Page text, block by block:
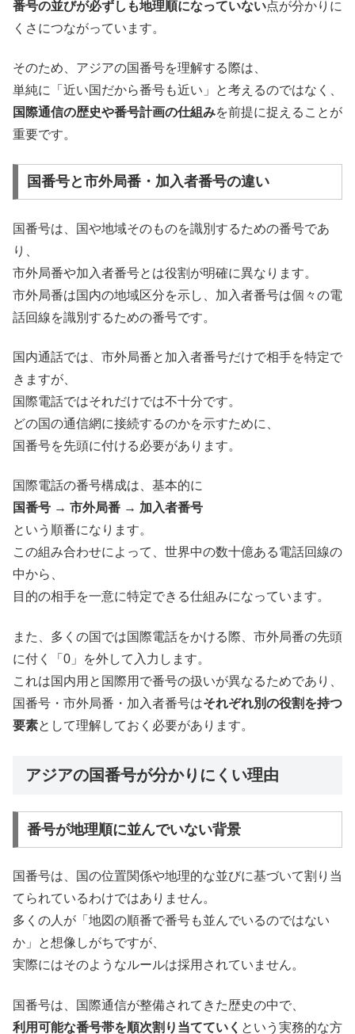
番号の並びが必ずしも地理順になっていない点が分かりに
くさにつながっています。
そのため、アジアの国番号を理解する際は、
単純に「近い国だから番号も近い」と考えるのではなく、
国際通信の歴史や番号計画の仕組みを前提に捉えることが
重要です。
国番号と市外局番・加入者番号の違い
国番号は、国や地域そのものを識別するための番号であ
り、
市外局番や加入者番号とは役割が明確に異なります。
市外局番は国内の地域区分を示し、加入者番号は個々の電
話回線を識別するための番号です。
国内通話では、市外局番と加入者番号だけで相手を特定で
きますが、
国際電話ではそれだけでは不十分です。
どの国の通信網に接続するのかを示すために、
国番号を先頭に付ける必要があります。
国際電話の番号構成は、基本的に
国番号 → 市外局番 → 加入者番号
という順番になります。
この組み合わせによって、世界中の数十億ある電話回線の
中から、
目的の相手を一意に特定できる仕組みになっています。
また、多くの国では国際電話をかける際、市外局番の先頭
に付く「0」を外して入力します。
これは国内用と国際用で番号の扱いが異なるためであり、
国番号・市外局番・加入者番号はそれぞれ別の役割を持つ
要素として理解しておく必要があります。
アジアの国番号が分かりにくい理由
番号が地理順に並んでいない背景
国番号は、国の位置関係や地理的な並びに基づいて割り当
てられているわけではありません。
多くの人が「地図の順番で番号も並んでいるのではない
か」と想像しがちですが、
実際にはそのようなルールは採用されていません。
国番号は、国際通信が整備されてきた歴史の中で、
利用可能な番号帯を順次割り当てていく という実務的な方